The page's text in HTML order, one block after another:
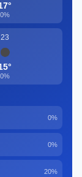
0%
23
0%
0%
0%
20%